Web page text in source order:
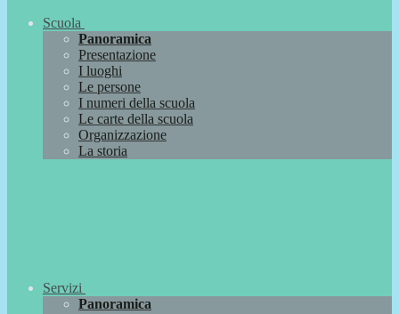
Scuola
Panoramica
Presentazione
I luoghi
Le persone
I numeri della scuola
Le carte della scuola
Organizzazione
La storia
Servizi
Panoramica